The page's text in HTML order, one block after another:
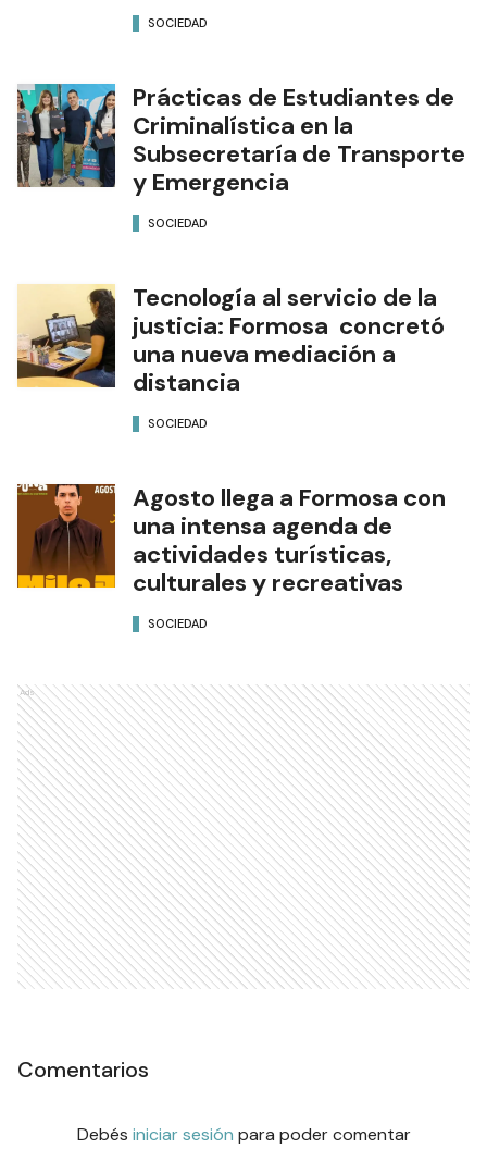
SOCIEDAD
Prácticas de Estudiantes de
Criminalística en la
Subsecretaría de Transporte
y Emergencia
SOCIEDAD
Tecnología al servicio de la
justicia: Formosa concretó
una nueva mediación a
distancia
SOCIEDAD
Agosto llega a Formosa con
una intensa agenda de
actividades turísticas,
culturales y recreativas
SOCIEDAD
Ads
Comentarios
Debés iniciar sesión para poder comentar